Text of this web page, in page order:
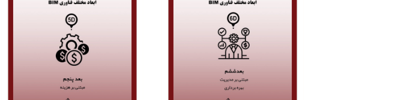
بعد ششم
با اضافه کردن اطلاعات مرتبط با زمان
بهره برداری و نگهداری پروژه ها به
مدلهای هوشمند ، مدل هایی با بعد
ششم خواهیم داشت.(مبتنی بر
مدیریت بهره برداری).
بعد پنجم
اگر به مدلهای چهار بعدی ؛ اطلاعات
مرتبط با هزینه های هر فعالیت نیز
اضافه گردد ، یک مدل پنج بعدی
خواهیم داشت. (مبتنی بر هزینه)